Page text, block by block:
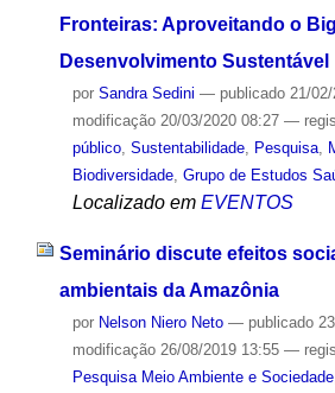
Fronteiras: Aproveitando o
Desenvolvimento Sustentável
por Sandra Sedini — publicado21/02/
modificação20/03/2020 08:27 —
público, Sustentabilidade, Pesquisa,
Biodiversidade, Grupo de Estudos
Localizado em EVENTOS
Seminário discute efeitos
ambientais da Amazônia
por Nelson Niero Neto — publicado
modificação26/08/2019 13:55 —
Pesquisa Meio Ambiente e Sociedade,